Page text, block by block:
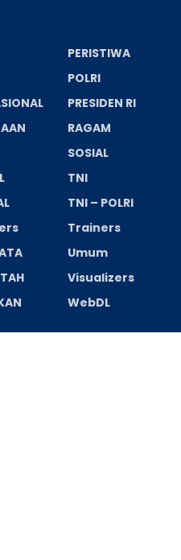
PERISTIWA
POLRI
PRESIDEN RI
RAGAM
SOSIAL
TNI
TNI – POLRI
Trainers
Umum
Visualizers
WebDL